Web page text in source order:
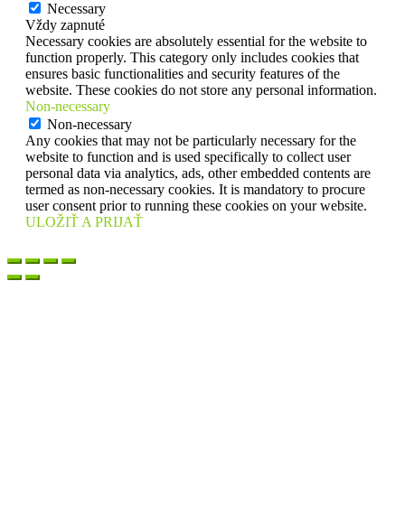
Necessary
Vždy zapnuté
Necessary cookies are absolutely essential for the website to
function properly. This category only includes cookies that
ensures basic functionalities and security features of the
website. These cookies do not store any personal information.
Non-necessary
Non-necessary
Any cookies that may not be particularly necessary for the
website to function and is used specifically to collect user
personal data via analytics, ads, other embedded contents are
termed as non-necessary cookies. It is mandatory to procure
user consent prior to running these cookies on your website.
ULOŽIŤ A PRIJAŤ